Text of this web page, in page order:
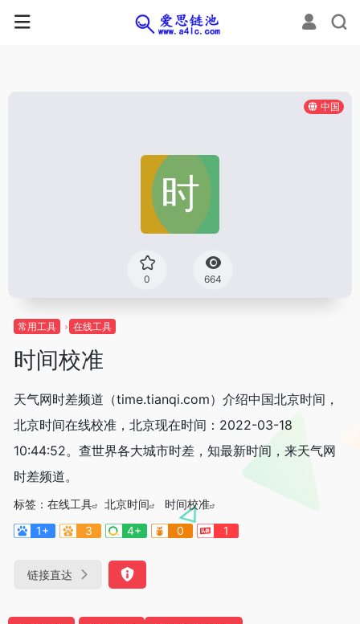
中国
0 664
常用工具 在线工具
时间校准
天气网时差频道（time.tianqi.com）介绍中国北京时间，
北京时间在线校准，北京现在时间：2022-03-18
10:44:52。查世界各大城市时差，知最新时间，来天气网
时差频道。
标签： 在线工具 北京时间
时间校准
1+
3 4+ 0 1
链接直达